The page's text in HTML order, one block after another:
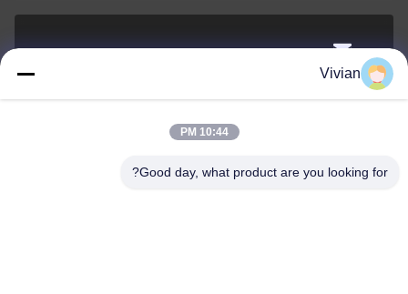
البريد
0086-158-1879-0524
Vivian
10:44 PM
Good day, what product are you looking for?